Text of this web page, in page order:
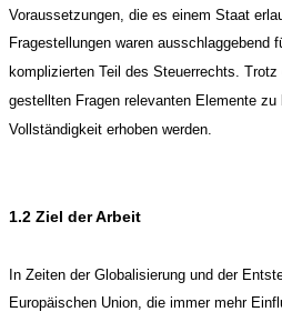
Voraussetzungen, die es einem Staat
Fragestellungen waren
komplizierten Teil des Steuerrechts.
gestellten Fragen relevanten Elemente
Vollständigkeit erhoben werden.
1.2 Ziel der Arbeit
In Zeiten der Globalisierung und der
Europäischen Union, die immer mehr